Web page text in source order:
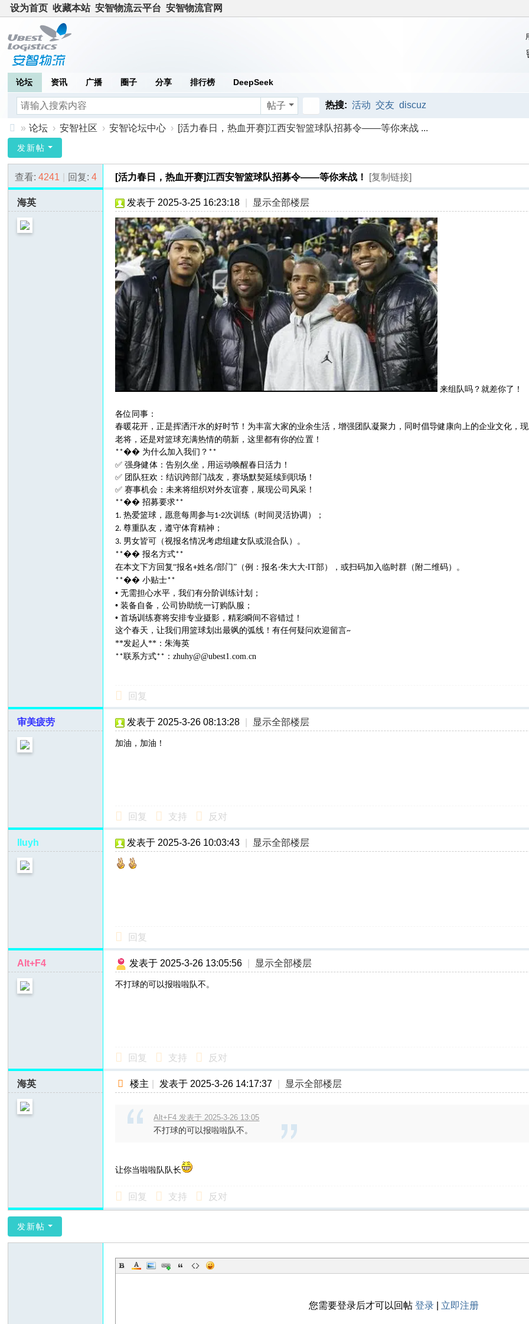
设为首页 收藏本站 安智物流云平台 安智物流官网
论坛 资讯 广播 圈子 分享 排行榜 DeepSeek
帖子
搜
热搜: 活动 交友 discuz
智
社
» 论坛 › 安智社区 › 安智论坛中心 › [活力春日，热血开赛]江西安智篮球队招募令——等你来战 ...
发新帖
查看: 4241 回复: 4 [活力春日，热血开赛]江西安智篮球队招募令——等你来战！ [复制链接]
海英 发表于 2025-3-25 16:23:18 显示全部楼层
来组队吗？就差你了！
各位同事：
春暖花开，正是挥洒汗水的好时节！为丰富大家的业余生活，增强团队凝聚力，同时倡导健康向上的企业文化，
老将，还是对篮球充满热情的萌新，这里都有你的位置！
**�� 为什么加入我们？ **
✅ 强身健体：告别久坐，用运动唤醒春日活力！
✅ 团队狂欢：结识跨部门战友，赛场默契延续到职场！
✅ 赛事机会：未来将组织对外友谊赛，展现公司风采！
**�� 招募要求**
1.热爱篮球，愿意每周参与1-2次训练（时间灵活协调）；
2.尊重队友，遵守体育精神；
3.男女皆可（视报名情况考虑组建女队或混合队）。
**�� 报名方式**
在本文下方回复“报名+姓名/部门”（例：报名-朱大大-IT部），或扫码加入临时群（附二维码）。
**�� 小贴士**
• 无需担心水平，我们有分阶训练计划；
• 装备自备，公司协助统一订购队服；
• 首场训练赛将安排专业摄影，精彩瞬间不容错过！
这个春天，让我们用篮球划出最飒的弧线！有任何疑问欢迎留言~
**发起人** ：朱海英
**联系方式** ：zhuhy@@ubest1.com.cn
回复
审美疲劳 发表于 2025-3-26 08:13:28 显示全部楼层
加油，加油！
回复 支持 反对
lIuyh 发表于 2025-3-26 10:03:43 显示全部楼层
回复
Alt+F4 发表于 2025-3-26 13:05:56 显示全部楼层
不打球的可以报啦啦队不。
回复 支持 反对
海英 楼主 发表于 2025-3-26 14:17:37 显示全部楼层
Alt+F4 发表于 2025-3-26 13:05
不打球的可以报啦啦队不。
让你当啦啦队队长
回复 支持 反对
发新帖
您需要登录后才可以回帖登录 立即注册